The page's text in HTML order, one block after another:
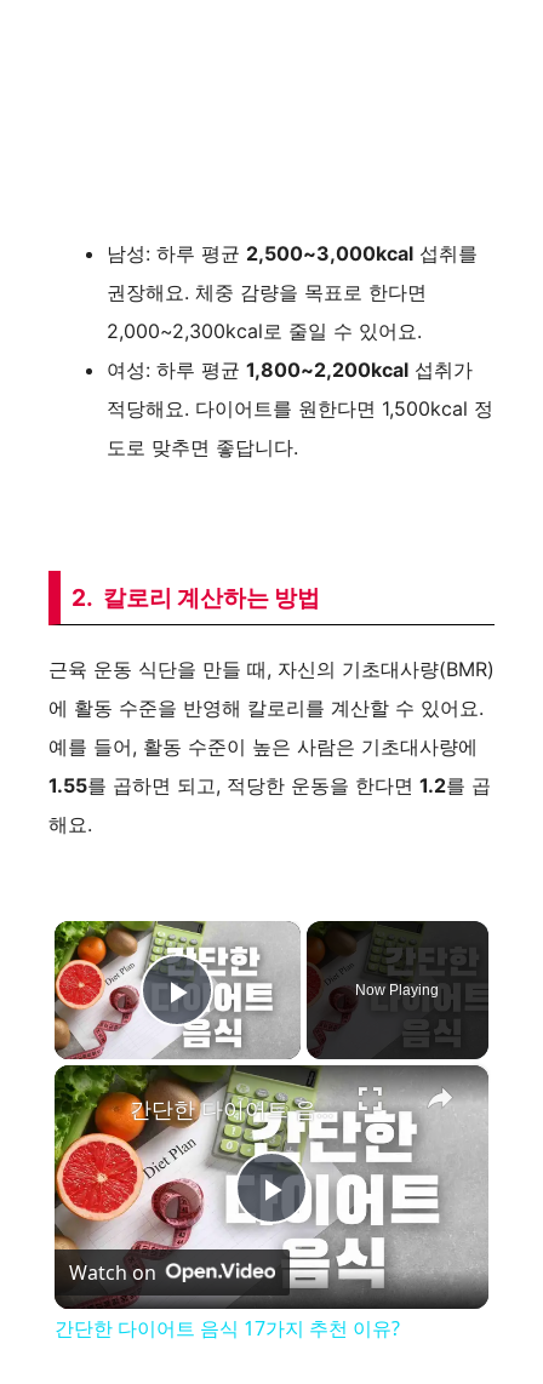
남성: 하루 평균 2,500~3,000kcal 섭취를
권장해요. 체중 감량을 목표로 한다면
2,000~2,300kcal로 줄일 수 있어요.
여성: 하루 평균 1,800~2,200kcal 섭취가
적당해요. 다이어트를 원한다면 1,500kcal 정
도로 맞추면 좋답니다.
2. 칼로리 계산하는 방법
근육 운동 식단을 만들 때, 자신의 기초대사량(BMR)
에 활동 수준을 반영해 칼로리를 계산할 수 있어요.
예를 들어, 활동 수준이 높은 사람은 기초대사량에
1.55를 곱하면 되고, 적당한 운동을 한다면 1.2를 곱
해요.
×
Play Video
Now Playing
×
P
l
간단한 다이어트 음식 17가지 추천 이유?
Watch on
간단한 다이어트 음식 17가지 추천 이유?